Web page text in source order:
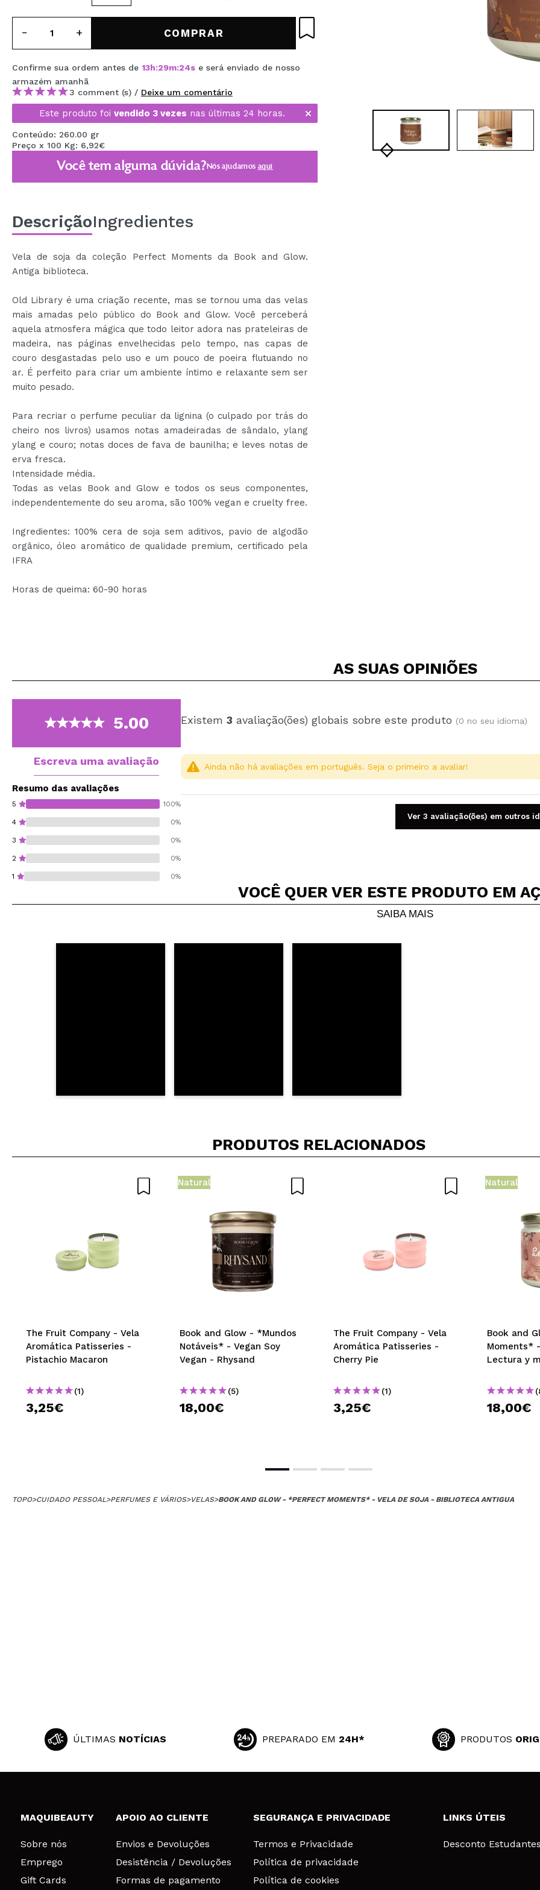
MAQUIFARMA
KOREA ZONE
TRAVEL SIZE
NATURE
DESCONTOS
OUTLET
ELES VOLTARAM!
BLOG
COMPRAR
Confirme sua ordem antes de 13h:29m:23se será enviado de nosso
armazém amanhã
3 comment (s) / Deixe um comentário
Este produto foi vendido 3 vezes nas últimas 24 horas.
Conteúdo: 260.00 gr
Preço x 100 Kg: 6,92€
Você tem alguma dúvida?Nós ajudamos aqui
DescriçãoIngredientes
Vela de soja da coleção Perfect Moments da Book and Glow.
Antiga biblioteca.
Old Library é uma criação recente, mas se tornou uma das velas
mais amadas pelo público do Book and Glow. Você perceberá
aquela atmosfera mágica que todo leitor adora nas prateleiras de
madeira, nas páginas envelhecidas pelo tempo, nas capas de
couro desgastadas pelo uso e um pouco de poeira flutuando no
ar. É perfeito para criar um ambiente íntimo e relaxante sem ser
muito pesado.
Para recriar o perfume peculiar da lignina (o culpado por trás do
cheiro nos livros) usamos notas amadeiradas de sândalo, ylang
ylang e couro; notas doces de fava de baunilha; e leves notas de
erva fresca.
Intensidade média.
Todas as velas Book and Glow e todos os seus componentes,
independentemente do seu aroma, são 100% vegan e cruelty free.
Ingredientes: 100% cera de soja sem aditivos, pavio de algodão
orgânico, óleo aromático de qualidade premium, certificado pela
IFRA
Horas de queima: 60-90 horas
AS SUAS OPINIÕES
5.00
Escreva uma avaliação
Resumo das avaliações
5 100%
4 0%
3 0%
2 0%
1 0%
Existem 3 avaliação(ões) globais sobre este produto (0 no seu idioma)
Compartilhar um vídeo ou uma foto
Seu vídeo pode ser o primeiro. Imagine isso...
Recomenda esta compra? Sim Não
Ainda não há avaliações em português. Seja o primeiro a avaliar!
Ver 3 avaliação(ões) em outros
VOCÊ QUER VER ESTE PRODUTO EM
SAIBA MAIS
PRODUTOS RELACIONADOS
The Fruit Company - Vela
Aromática Patisseries -
Pistachio Macaron
(1)
3,25€
Natural
Book and Glow - *Mundos
Notáveis* - Vegan Soy
Vegan - Rhysand
(5)
18,00€
The Fruit Company - Vela
Aromática Patisseries -
Cherry Pie
(1)
3,25€
Natural
Book and
Moments*
Lectura y
18,00€
TOPO>CUIDADO PESSOAL>PERFUMES E VÁRIOS>VELAS>BOOK AND GLOW - *PERFECT MOMENTS* - VELA DE SOJA - BIBLIOTECA ANTIGUA
ÚLTIMAS NOTÍCIAS PREPARADO EM 24H* PRODUTOS
MAQUIBEAUTY
Sobre nós
Emprego
Gift Cards
APOIO AO CLIENTE
Envios e Devoluções
Desistência / Devoluções
Formas de pagamento
SEGURANÇA E PRIVACIDADE
Termos e Privacidade
Política de privacidade
Política de cookies
LINKS ÚTEIS
Desconto Estudantes